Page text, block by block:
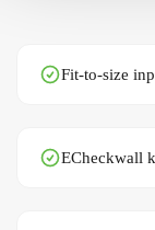
Fit-to-size
ECheckwall